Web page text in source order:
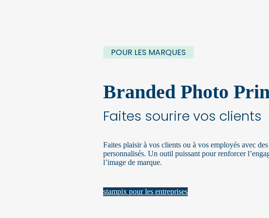
POUR LES MARQUES
Branded Photo
Faites sourire vos clients
Faites plaisir à vos clients ou à vos employés avec
personnalisés. Un outil puissant pour renforcer
l’image de marque.
stampix pour les entreprises